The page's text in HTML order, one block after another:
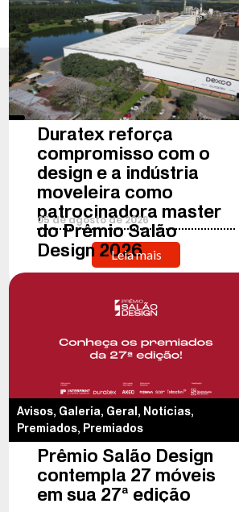
Duratex reforça
compromisso com o
design e a indústria
moveleira como
patrocinadora master
do Prêmio Salão
Design 2026
05deagostode2026
Leia mais
Avisos, Galeria, Geral , Notícias,
Premiados, Premiados
Prêmio Salão Design
contempla 27 móveis
em sua 27ª edição